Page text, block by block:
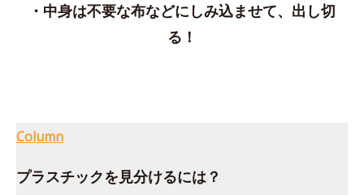
・中身は不要な布などにしみ込ませて、出し切
る！
Column
プラスチックを見分けるには？